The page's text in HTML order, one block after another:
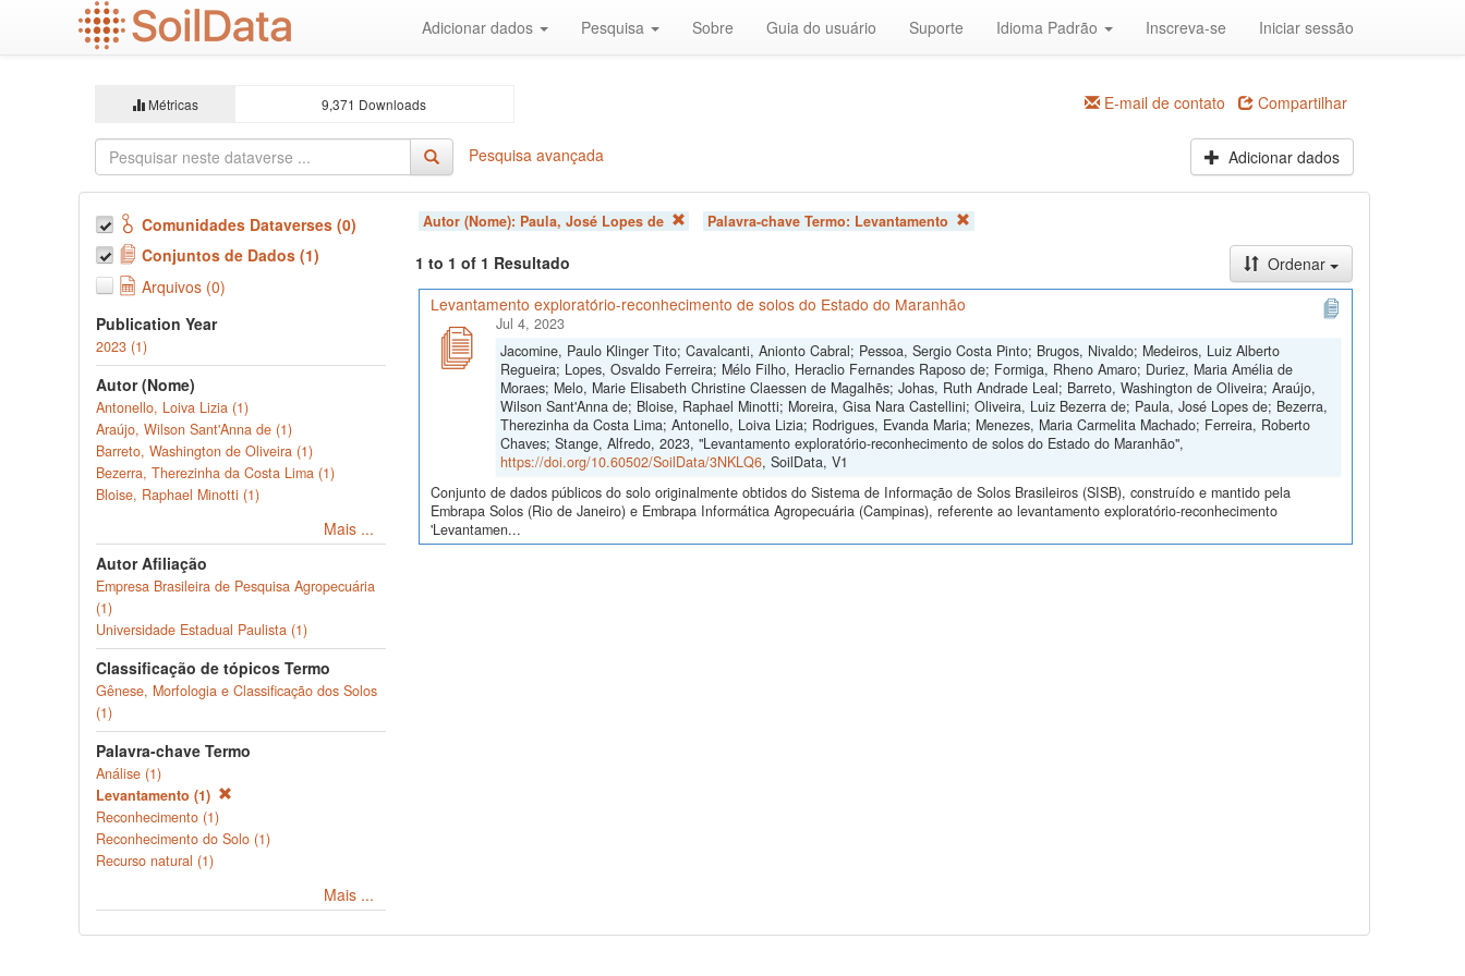
Adicionar dados Pesquisa Sobre Guia do usuário Suporte Idioma Padrão Inscreva-se Iniciar sessão
Métricas 9,371 Downloads E-mail de contato Compartilhar
Pesquisa avançada Adicionar dados
Comunidades Dataverses (0)
Conjuntos de Dados (1)
Arquivos (0)
Publication Year
2023 (1)
Autor (Nome)
Antonello, Loiva Lizia (1)
Araújo, Wilson Sant'Anna de (1)
Barreto, Washington de Oliveira (1)
Bezerra, Therezinha da Costa Lima (1)
Bloise, Raphael Minotti (1)
Mais ...
Autor Afiliação
Empresa Brasileira de Pesquisa Agropecuária
(1)
Universidade Estadual Paulista (1)
Classificação de tópicos Termo
Gênese, Morfologia e Classificação dos Solos
(1)
Palavra-chave Termo
Análise (1)
Levantamento (1)
Reconhecimento (1)
Reconhecimento do Solo (1)
Recurso natural (1)
Mais ...
Autor (Nome): Paula, José Lopes de Palavra-chave Termo: Levantamento
1 to 1 of 1 Resultado
Ordenar
Levantamento exploratório-reconhecimento de solos do Estado do Maranhão
Jul 4, 2023
Jacomine, Paulo Klinger Tito; Cavalcanti, Anionto Cabral; Pessoa, Sergio Costa Pinto; Brugos, Nivaldo; Medeiros, Luiz Alberto
Regueira; Lopes, Osvaldo Ferreira; Mélo Filho, Heraclio Fernandes Raposo de; Formiga, Rheno Amaro; Duriez, Maria Amélia de
Moraes; Melo, Marie Elisabeth Christine Claessen de Magalhẽs; Johas, Ruth Andrade Leal; Barreto, Washington de Oliveira; Araújo,
Wilson Sant'Anna de; Bloise, Raphael Minotti; Moreira, Gisa Nara Castellini; Oliveira, Luiz Bezerra de; Paula, José Lopes de; Bezerra,
Therezinha da Costa Lima; Antonello, Loiva Lizia; Rodrigues, Evanda Maria; Menezes, Maria Carmelita Machado; Ferreira, Roberto
Chaves; Stange, Alfredo, 2023, "Levantamento exploratório-reconhecimento de solos do Estado do Maranhão",
https://doi.org/10.60502/SoilData/3NKLQ6, SoilData, V1
Conjunto de dados públicos do solo originalmente obtidos do Sistema de Informação de Solos Brasileiros (SISB), construído e mantido pela
Embrapa Solos (Rio de Janeiro) e Embrapa Informática Agropecuária (Campinas), referente ao levantamento exploratório-reconhecimento
'Levantamen...